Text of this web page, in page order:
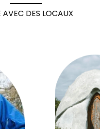
AVEC DES LOCAUX